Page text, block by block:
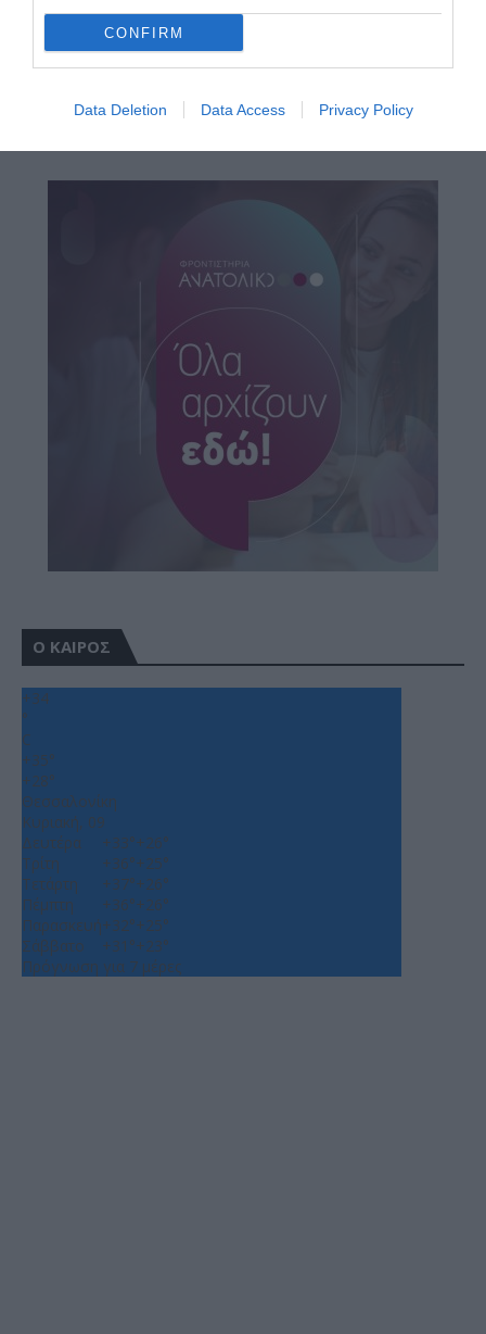
CONFIRM
Data Deletion Data Access Privacy Policy
Ο ΚΑΙΡΟΣ
+34
°
C
+35°
+28°
Θεσσαλονίκη
Κυριακή, 09
Δευτέρα
+33°+26°
Τρίτη
+36°+25°
Τετάρτη
+37°+26°
Πέμπτη
+36°+26°
Παρασκευή+32°+25°
Σάββατο
+31°+23°
Πρόγνωση για 7 μέρες